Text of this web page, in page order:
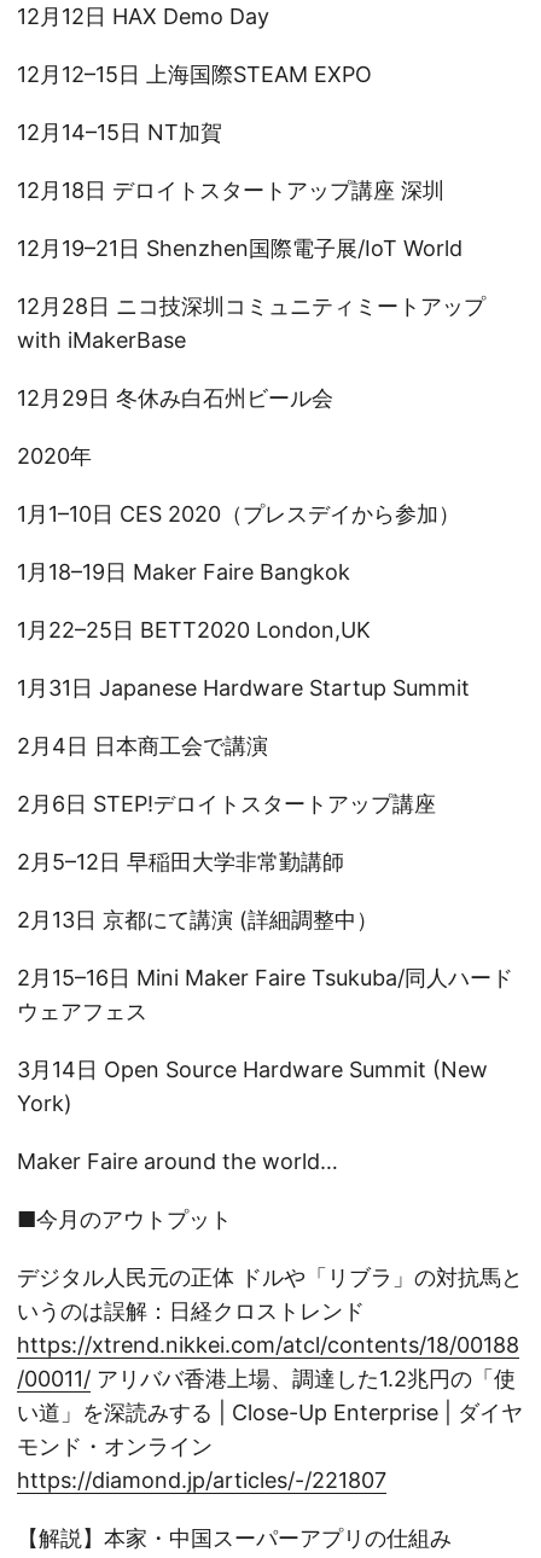
12月12日 HAX Demo Day
12月12–15日 上海国際STEAM EXPO
12月14–15日 NT加賀
12月18日 デロイトスタートアップ講座 深圳
12月19–21日 Shenzhen国際電子展/IoT World
12月28日 ニコ技深圳コミュニティミートアップ
with iMakerBase
12月29日 冬休み白石州ビール会
2020年
1月1–10日 CES 2020（プレスデイから参加）
1月18–19日 Maker Faire Bangkok
1月22–25日 BETT2020 London,UK
1月31日 Japanese Hardware Startup Summit
2月4日 日本商工会で講演
2月6日 STEP!デロイトスタートアップ講座
2月5–12日 早稲田大学非常勤講師
2月13日 京都にて講演 (詳細調整中）
2月15–16日 Mini Maker Faire Tsukuba/同人ハード
ウェアフェス
3月14日 Open Source Hardware Summit (New
York)
Maker Faire around the world…
■今月のアウトプット
デジタル人民元の正体 ドルや「リブラ」の対抗馬と
いうのは誤解：日経クロストレンド
https://xtrend.nikkei.com/atcl/contents/18/00188
/00011/ アリババ香港上場、調達した1.2兆円の「使
い道」を深読みする | Close-Up Enterprise | ダイヤ
モンド・オンライン
https://diamond.jp/articles/-/221807
【解説】本家・中国スーパーアプリの仕組み